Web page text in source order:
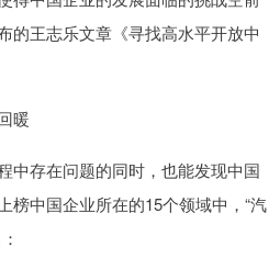
的王志乐文章《寻找高水平开放中
暖
存在问题的同时，也能发现中国
榜中国企业所在的15个领域中，“汽